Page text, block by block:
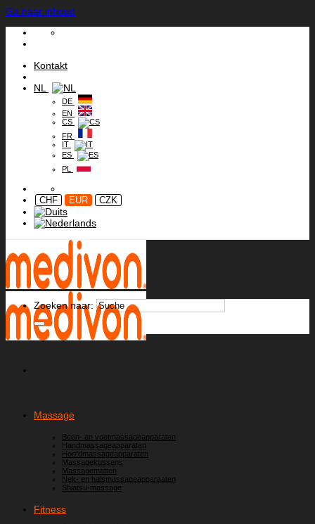
Ga naar inhoud
Kontakt
NL
DE
EN
CS
FR
IT
ES
PL
CHF EUR CZK
Massage
Been- en voetmassageapparaten
Handmassageapparaten
Hoofdmassageapparaten
Massagekussens
Massagematten
Nek- en halsmassageapparaaten
Shiatsu-massage
Fitness
Zoeken naar: